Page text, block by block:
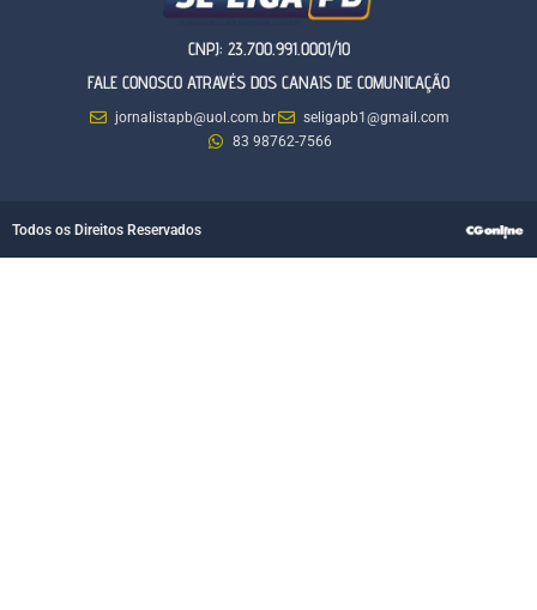
CNPJ: 23.700.991.0001/10
FALE CONOSCO ATRAVÉS DOS CANAIS DE COMUNICAÇÃO
jornalistapb@uol.com.br
seligapb1@gmail.com
83 98762-7566
Todos os Direitos Reservados